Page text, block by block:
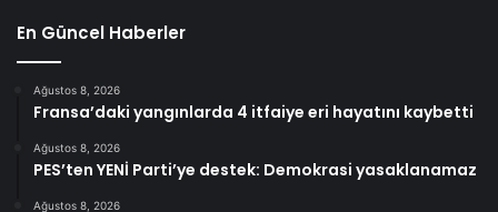
En Güncel Haberler
Ağustos 8, 2026
Fransa’daki yangınlarda 4 itfaiye eri hayatını kaybetti
Ağustos 8, 2026
PES’ten YENİ Parti’ye destek: Demokrasi yasaklanamaz
Ağustos 8, 2026